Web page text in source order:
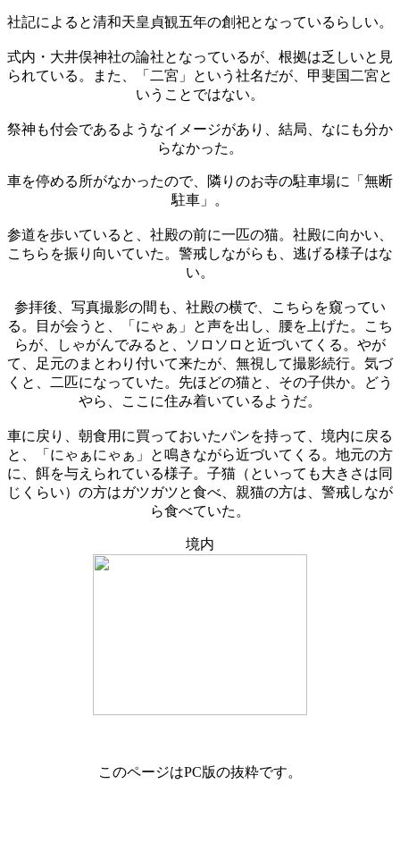
社記によると清和天皇貞観五年の創祀となっているらしい。
式内・大井俣神社の論社となっているが、根拠は乏しいと見
られている。また、「二宮」という社名だが、甲斐国二宮と
いうことではない。
祭神も付会であるようなイメージがあり、結局、なにも分か
らなかった。
車を停める所がなかったので、隣りのお寺の駐車場に「無断
駐車」。
参道を歩いていると、社殿の前に一匹の猫。社殿に向かい、
こちらを振り向いていた。警戒しながらも、逃げる様子はな
い。
参拝後、写真撮影の間も、社殿の横で、こちらを窺ってい
る。目が会うと、「にゃぁ」と声を出し、腰を上げた。こち
らが、しゃがんでみると、ソロソロと近づいてくる。やが
て、足元のまとわり付いて来たが、無視して撮影続行。気づ
くと、二匹になっていた。先ほどの猫と、その子供か。どう
やら、ここに住み着いているようだ。
車に戻り、朝食用に買っておいたパンを持って、境内に戻る
と、「にゃぁにゃぁ」と鳴きながら近づいてくる。地元の方
に、餌を与えられている様子。子猫（といっても大きさは同
じくらい）の方はガツガツと食べ、親猫の方は、警戒しなが
ら食べていた。
境内
このページはPC版の抜粋です。